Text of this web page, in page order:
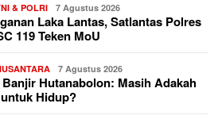
& POLRI 7 Agustus 2026
Laka Lantas, Satlantas Polres
119 Teken MoU
7 Agustus 2026
Hutanabolon: Masih Adakah
Hidup?